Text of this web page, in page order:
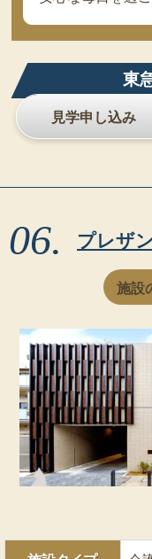
東
見学申し込み
プレザ
施設